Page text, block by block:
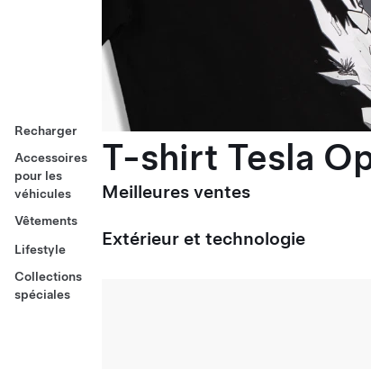
Recharger
Accessoires
pour les
véhicules
Vêtements
Lifestyle
Collections
spéciales
T-shirt Tesla
Meilleures ventes
Extérieur et technologie